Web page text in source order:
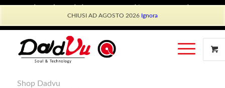
CHIUSI AD AGOSTO 2026 Ignora
Shop Dadvu